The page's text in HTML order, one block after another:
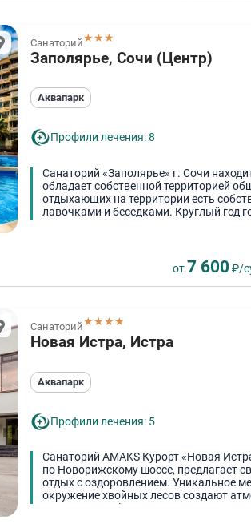
Санаторий★★★
Заполярье, Сочи (Центр)
Аквапарк
Профили лечения: 8
Санаторий «Заполярье» г. Сочи
обладает собственной территорией
отдыхающих на территории есть
лавочками и беседками. Круглый год
насыщенный йодом морской воздух.
от7 600 ₽/
Санаторий★★★★
Новая Истра, Истра
Аквапарк
Профили лечения: 5
Санаторий AMAKS Курорт «Новая
по Новорижскому шоссе, предлагает
отдых с оздоровлением. Уникальное
окружение хвойных лесов создают
этот санаторий идеальным местом